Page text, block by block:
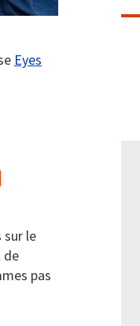
Eyes
sur le
de
pas